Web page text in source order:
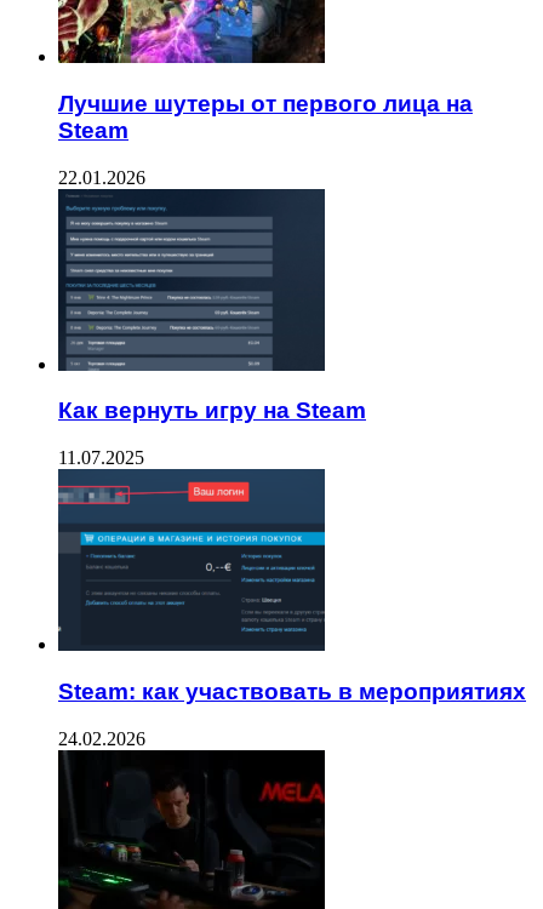
Лучшие шутеры от первого лица на
Steam
22.01.2026
Как вернуть игру на Steam
11.07.2025
Steam: как участвовать в мероприятиях
24.02.2026